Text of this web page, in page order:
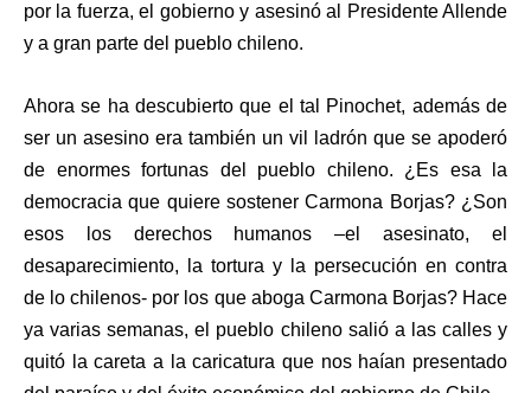
por la fuerza, el gobierno y asesinó al Presidente Allende
y a gran parte del pueblo chileno.
Ahora se ha descubierto que el tal Pinochet, además de
ser un asesino era también un vil ladrón que se apoderó
de enormes fortunas del pueblo chileno. ¿Es esa la
democracia que quiere sostener Carmona Borjas? ¿Son
esos los derechos humanos –el asesinato, el
desaparecimiento, la tortura y la persecución en contra
de lo chilenos- por los que aboga Carmona Borjas? Hace
ya varias semanas, el pueblo chileno salió a las calles y
quitó la careta a la caricatura que nos haían presentado